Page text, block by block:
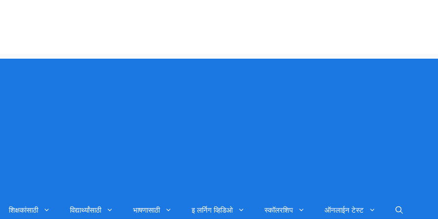
शिक्षकांसाठी विद्यार्थ्यांसाठी भाषणासाठी इ लर्निग व्हिडिओ स्कॉलरशिप ऑनलाईन टेस्ट